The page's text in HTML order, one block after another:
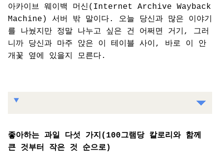
아카이브 웨이백 머신(Internet Archive Wayback
Machine) 서버 밖 말이다. 오늘 당신과 많은 이야기
를 나눴지만 정말 나누고 싶은 건 어쩌면 거기, 그러
니까 당신과 마주 앉은 이 테이블 사이, 바로 이 안
개꽃 옆에 있을지 모른다.
좋아하는 과일 다섯 가지(100그램당 칼로리와 함께
큰 것부터 작은 것 순으로)